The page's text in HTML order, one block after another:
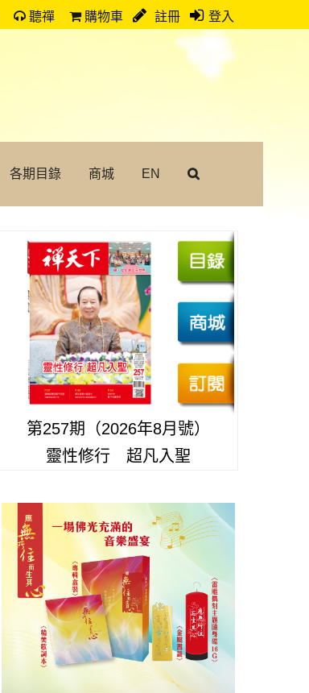
聽禪 購物車 註冊 登入
各期目錄 商城 EN
第257期（2026年8月號）
靈性修行 超凡入聖